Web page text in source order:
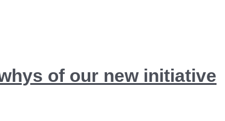
of our new initiative